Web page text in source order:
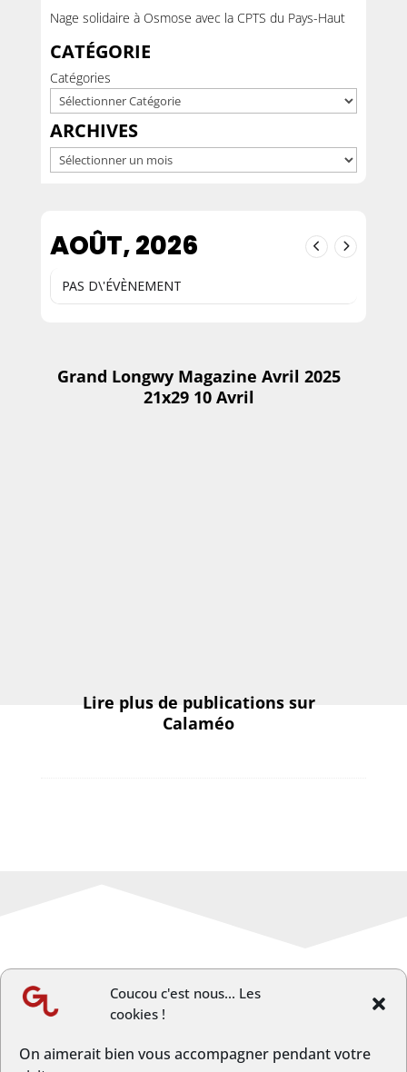
Coucou c'est nous... Les
cookies !
On aimerait bien vous accompagner pendant votre
Nage solidaire à Osmose avec la CPTS du Pays-Haut
CATÉGORIE
Catégories
ARCHIVES
Archives
AOÛT, 2026
PAS D\'ÉVÈNEMENT
Grand Longwy Magazine Avril 2025
21x29 10 Avril
Lire plus de publications sur
Calaméo
Article précèdent